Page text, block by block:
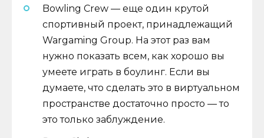
Bowling Crew — еще один крутой
спортивный проект, принадлежащий
Wargaming Group. На этот раз вам
нужно показать всем, как хорошо вы
умеете играть в боулинг. Если вы
думаете, что сделать это в виртуальном
пространстве достаточно просто — то
это только заблуждение.